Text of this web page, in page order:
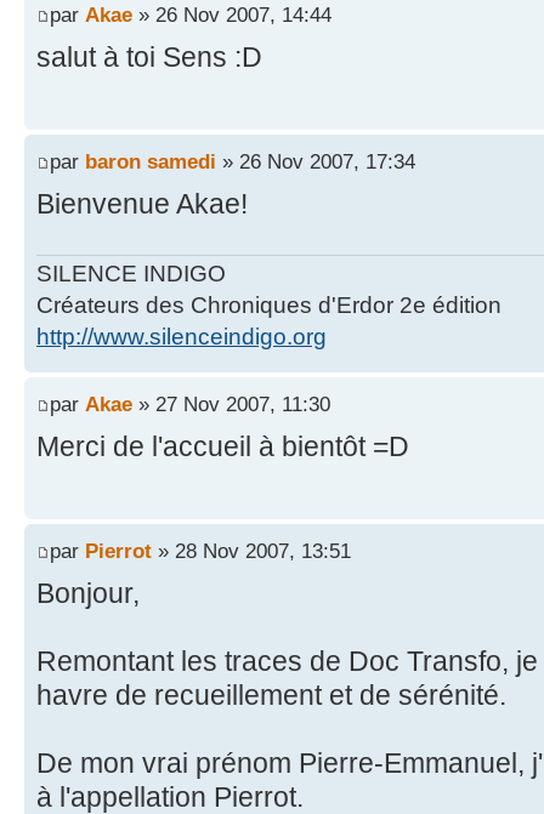
par Akae » 26 Nov 2007, 14:44
salut à toi Sens :D
par baron samedi » 26 Nov 2007, 17:34
Bienvenue Akae!
SILENCE INDIGO
Créateurs des Chroniques d'Erdor 2e édition
http://www.silenceindigo.org
par Akae » 27 Nov 2007, 11:30
Merci de l'accueil à bientôt =D
par Pierrot » 28 Nov 2007, 13:51
Bonjour,
Remontant les traces de Doc Transfo,
havre de recueillement et de sérénité.
De mon vrai prénom Pierre-Emmanuel,
à l'appellation Pierrot.